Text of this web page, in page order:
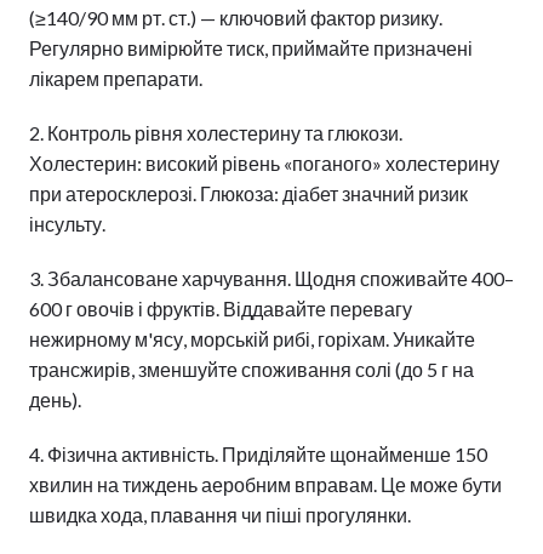
(≥140/90 мм рт. ст.) — ключовий фактор ризику.
Регулярно вимірюйте тиск, приймайте призначені
лікарем препарати.
2. Контроль рівня холестерину та глюкози.
Холестерин: високий рівень «поганого» холестерину
при атеросклерозі. Глюкоза: діабет значний ризик
інсульту.
3. Збалансоване харчування. Щодня споживайте 400–
600 г овочів і фруктів. Віддавайте перевагу
нежирному м'ясу, морській рибі, горіхам. Уникайте
трансжирів, зменшуйте споживання солі (до 5 г на
день).
4. Фізична активність. Приділяйте щонайменше 150
хвилин на тиждень аеробним вправам. Це може бути
швидка хода, плавання чи піші прогулянки.